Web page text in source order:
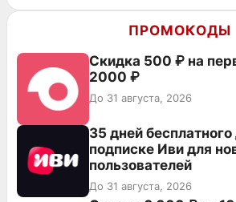
ПРОМОКОДЫ
Скидка 500 ₽ на
2000 ₽
До 31 августа, 2026
35 дней бесплатного
подписке Иви для
пользователей
До 31 августа, 2026